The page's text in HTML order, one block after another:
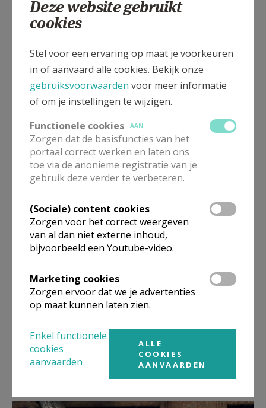
God vragen stellen. God, wat moet ik voor jou doen?
onfeilbaar? Je achter de paus scharen, lijkt me een
goed idee.
Zoals mijn vader zaliger zei: “ben je niet akkoord,
Verbijt de pijn, …
Gods leer is gezond en heilzaam; wees niet bang,
engelen niet die door Hem worden gezonden met Zijn
Geest;
Aanvaard Gods Geest. Luister in de stilte van je hart.
“laat de Heer je terechtwijzen;”
Spreek verzoenende taal, voor iedereen, …
Chris
Deze website gebruikt
cookies
Stel voor een ervaring op maat je voorkeuren
in of aanvaard alle cookies. Bekijk onze
gebruiksvoorwaarden voor meer informatie
of om je instellingen te wijzigen.
Functionele cookies
AAN
Zorgen dat de basisfuncties van het
portaal correct werken en laten ons
toe via de anonieme registratie van je
gebruik deze verder te verbeteren.
(Sociale) content cookies
Zorgen voor het correct weergeven
van al dan niet externe inhoud,
bijvoorbeeld een Youtube-video.
Marketing cookies
Zorgen ervoor dat we je advertenties
op maat kunnen laten zien.
Enkel functionele
cookies
aanvaarden
ALLE
COOKIES
AANVAARDEN